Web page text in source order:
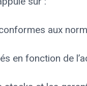
aux
en fonction de